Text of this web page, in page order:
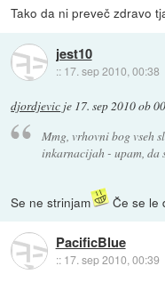
Tako da ni preveč zdravo
jest10
:: 17. sep 2010, 00:38
djordjevic je 17. sep 2010 ob
Mmg, vrhovni bog vseh
inkarnacijah - upam, da
Se ne strinjam Če se le
PacificBlue
:: 17. sep 2010, 00:39